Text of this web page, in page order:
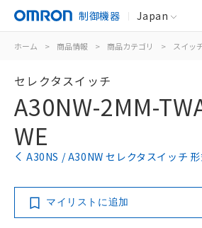
制御機器 Japan
ホーム > 商品情報 > 商品カテゴリ > スイッ
セレクタスイッチ
A30NW-2MM-
WE
A30NS / A30NW セレクタスイッチ
マイリストに追加